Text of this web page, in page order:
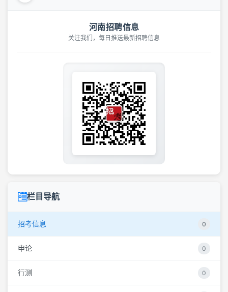
河南招聘信息
关注我们，每日推送最新招聘信息
栏目导航
招考信息 0
申论 0
行测 0